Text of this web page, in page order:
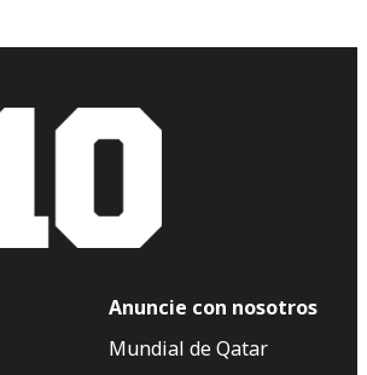
Anuncie con nosotros
Mundial de Qatar